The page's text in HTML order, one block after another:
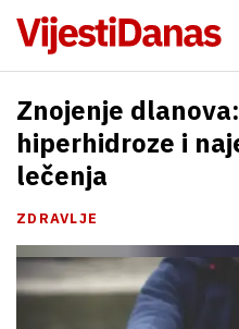
Znojenje
hiperhidroze i
lečenja
ZDRAVLJE